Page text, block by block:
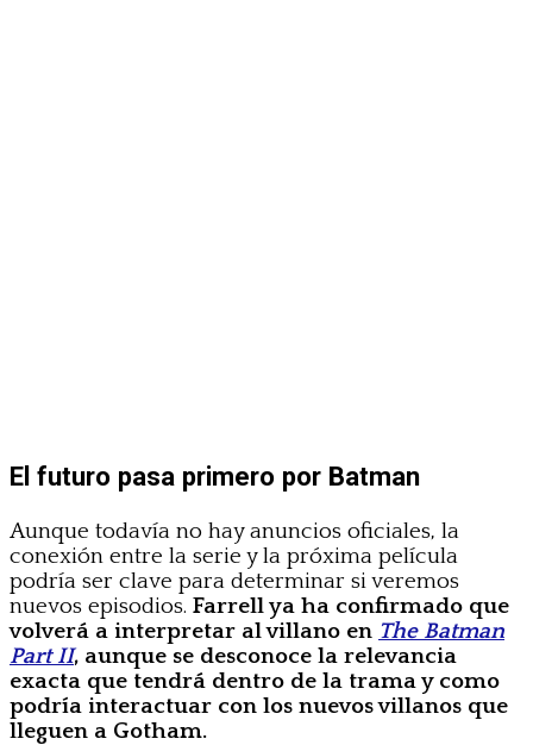
El futuro pasa primero por Batman
Aunque todavía no hay anuncios oficiales, la
conexión entre la serie y la próxima película
podría ser clave para determinar si veremos
nuevos episodios. Farrell ya ha confirmado que
volverá a interpretar al villano en The Batman
Part II, aunque se desconoce la relevancia
exacta que tendrá dentro de la trama y como
podría interactuar con los nuevos villanos que
lleguen a Gotham.